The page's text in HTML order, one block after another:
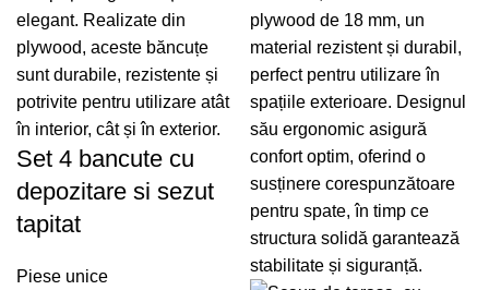
Set 4 bancute cu
depozitare si sezut
tapitat
Piese unice